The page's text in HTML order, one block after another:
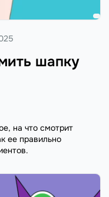
шапку
на что смотрит
ее правильно